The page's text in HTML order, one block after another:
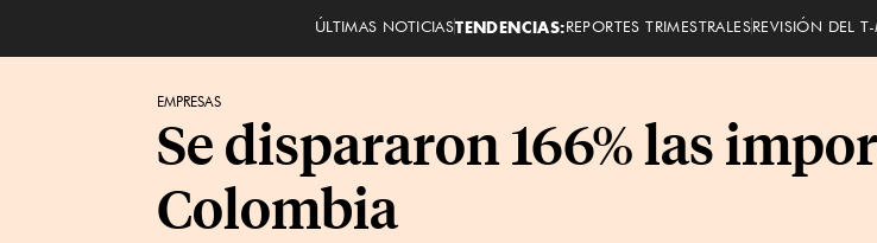
ÚLTIMAS NOTICIASTENDENCIAS:REPORTES TRIMESTRALESREVISIÓN DEL
EMPRESAS
Se dispararon 166% las
Colombia